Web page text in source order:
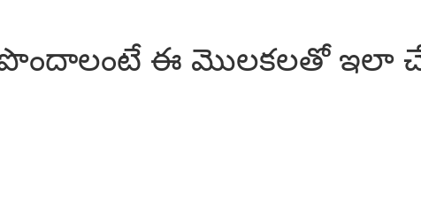
పొందాలంటే ఈ మొలకలతో ఇలా